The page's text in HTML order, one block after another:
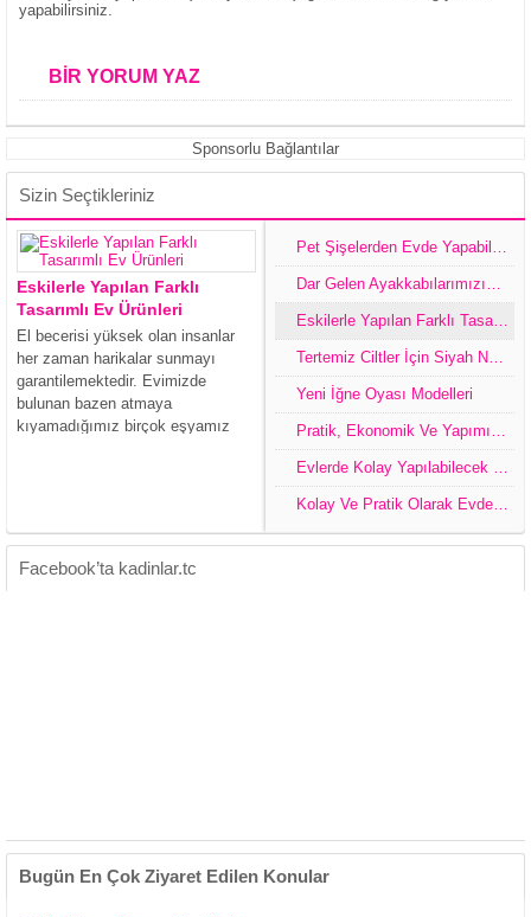
yapabilirsiniz.
BİR YORUM YAZ
Sponsorlu Bağlantılar
Sizin Seçtikleriniz
Eskilerle Yapılan Farklı
Tasarımlı Ev Ürünleri
El becerisi yüksek olan insanlar
her zaman harikalar sunmayı
garantilemektedir. Evimizde
bulunan bazen atmaya
kıyamadığımız birçok eşyamız
Kendi el emeğimiz ve fikrimiz olan
tasarımlar ile...
Yeni İğne Oyası Modelleri
Facebook’ta kadinlar.tc
Bugün En Çok Ziyaret Edilen Konular